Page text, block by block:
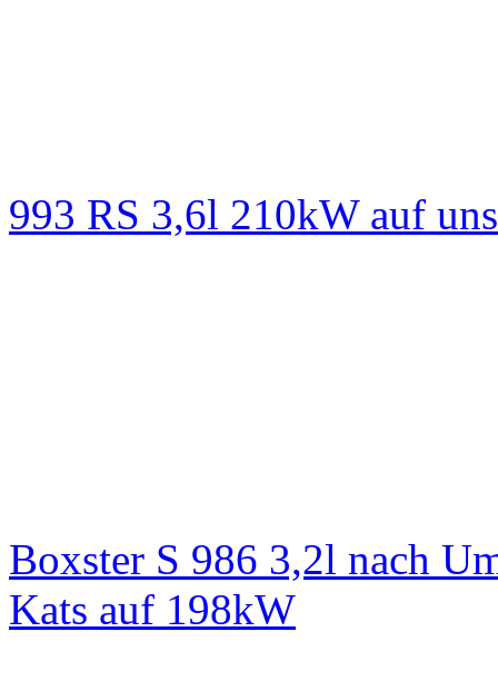
993 RS 3,6l 210kW auf
Boxster S 986 3,2l nach
Kats auf 198kW